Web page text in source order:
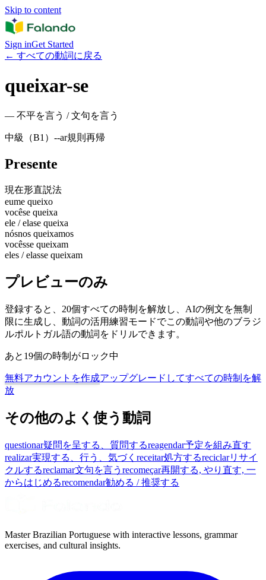
Skip to content
Sign inGet Started
← すべての動詞に戻る
queixar-se
— 不平を言う / 文句を言う
中級（B1） --ar規則 再帰
Presente
現在形直説法
eume queixo
vocêse queixa
ele / elase queixa
nósnos queixamos
vocêsse queixam
eles / elasse queixam
プレビューのみ
登録すると、20個すべての時制を解放し、AIの例文を無制
限に生成し、動詞の活用練習モードでこの動詞や他のブラジ
ルポルトガル語の動詞をドリルできます。
あと19個の時制がロック中
無料アカウントを作成アップグレードしてすべての時制を解
放
その他のよく使う動詞
questionar疑問を呈する、質問するreagendar予定を組み直す
realizar実現する、行う、気づく receitar処方するreciclarリサイ
クルするreclamar文句を言う recomeçar再開する, やり直す, 一
からはじめるrecomendar勧める / 推奨する
Master Brazilian Portuguese with interactive lessons, grammar
exercises, and cultural insights.